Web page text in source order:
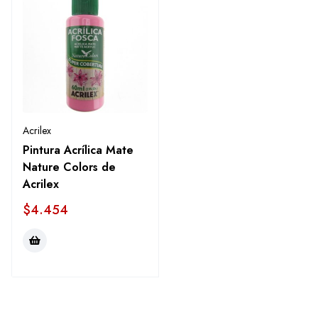
Acrilex
Pintura Acrílica Mate
Nature Colors de
Acrilex
$4.454